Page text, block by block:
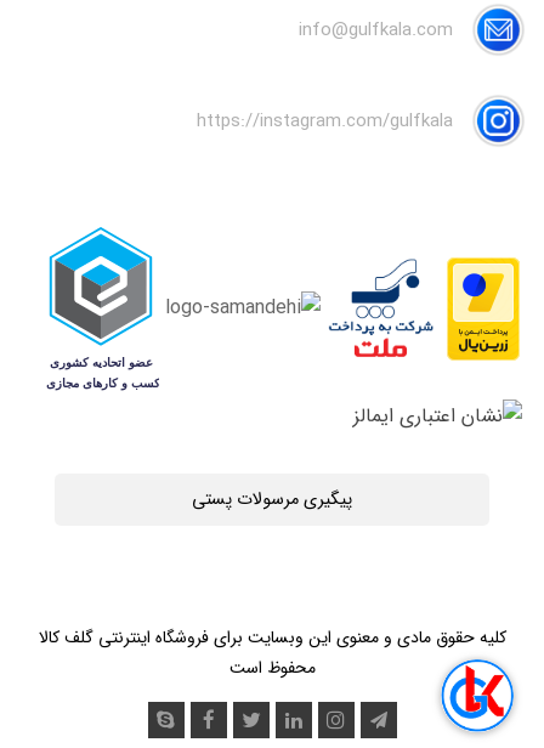
info@gulfkala.com
https://instagram.com/gulfkala
پیگیری مرسولات پستی
کلیه حقوق مادی و معنوی این وبسایت برای فروشگاه اینترنتی گلف کالا
محفوظ است